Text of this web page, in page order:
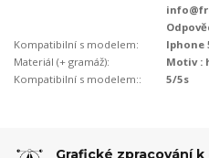
Kompatibilní s modelem:
Iphone
Materiál (+ gramáž):
Motiv :
Kompatibilní s modelem::
5/5s
Grafické zpracování